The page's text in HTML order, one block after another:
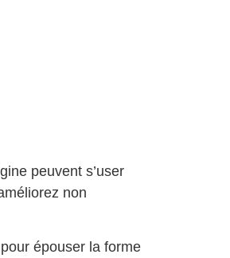
peuvent s’user
non
épouser la forme